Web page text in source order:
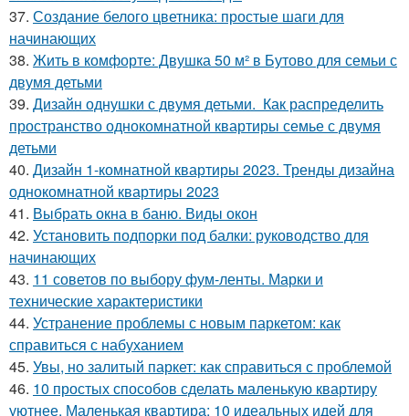
37. Создание белого цветника: простые шаги для
начинающих
38. Жить в комфорте: Двушка 50 м² в Бутово для семьи с
двумя детьми
39. Дизайн однушки с двумя детьми. Как распределить
пространство однокомнатной квартиры семье с двумя
детьми
40. Дизайн 1-комнатной квартиры 2023. Тренды дизайна
однокомнатной квартиры 2023
41. Выбрать окна в баню. Виды окон
42. Установить подпорки под балки: руководство для
начинающих
43. 11 советов по выбору фум-ленты. Марки и
технические характеристики
44. Устранение проблемы с новым паркетом: как
справиться с набуханием
45. Увы, но залитый паркет: как справиться с проблемой
46. 10 простых способов сделать маленькую квартиру
уютнее. Маленькая квартира: 10 идеальных идей для